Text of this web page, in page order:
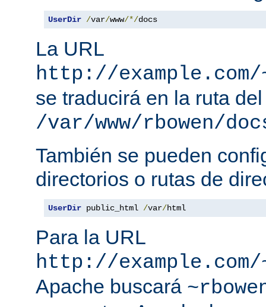
UserDir /var/www/*/docs
La URL
http://
se traducirá en la ruta
/var/www/rbowen/
También se pueden
directorios o rutas de
UserDir public_html /var/html
Para la URL
http://
Apache buscará